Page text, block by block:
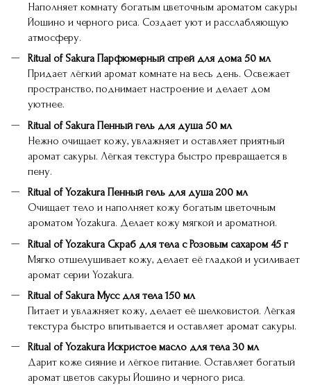
Наполняет комнату богатым цветочным ароматом сакуры
Йошино и черного риса. Создает уют и расслабляющую
атмосферу.
Ritual of Sakura Парфюмерный спрей для дома 50 мл
Придает лёгкий аромат комнате на весь день. Освежает
пространство, поднимает настроение и делает дом
уютнее.
Ritual of Sakura Пенный гель для душа 50 мл
Нежно очищает кожу, увлажняет и оставляет приятный
аромат сакуры. Лёгкая текстура быстро превращается в
пену.
Ritual of Yozakura Пенный гель для душа 200 мл
Очищает тело и наполняет кожу богатым цветочным
ароматом Yozakura. Делает кожу мягкой и ароматной.
Ritual of Yozakura Скраб для тела с Розовым сахаром 45 г
Мягко отшелушивает кожу, делает её гладкой и усиливает
аромат серии Yozakura.
Ritual of Sakura Мусс для тела 150 мл
Питает и увлажняет кожу, делает её шелковистой. Лёгкая
текстура быстро впитывается и оставляет аромат сакуры.
Ritual of Yozakura Искристое масло для тела 30 мл
Дарит коже сияние и лёгкое питание. Оставляет богатый
аромат цветов сакуры Йошино и черного риса.